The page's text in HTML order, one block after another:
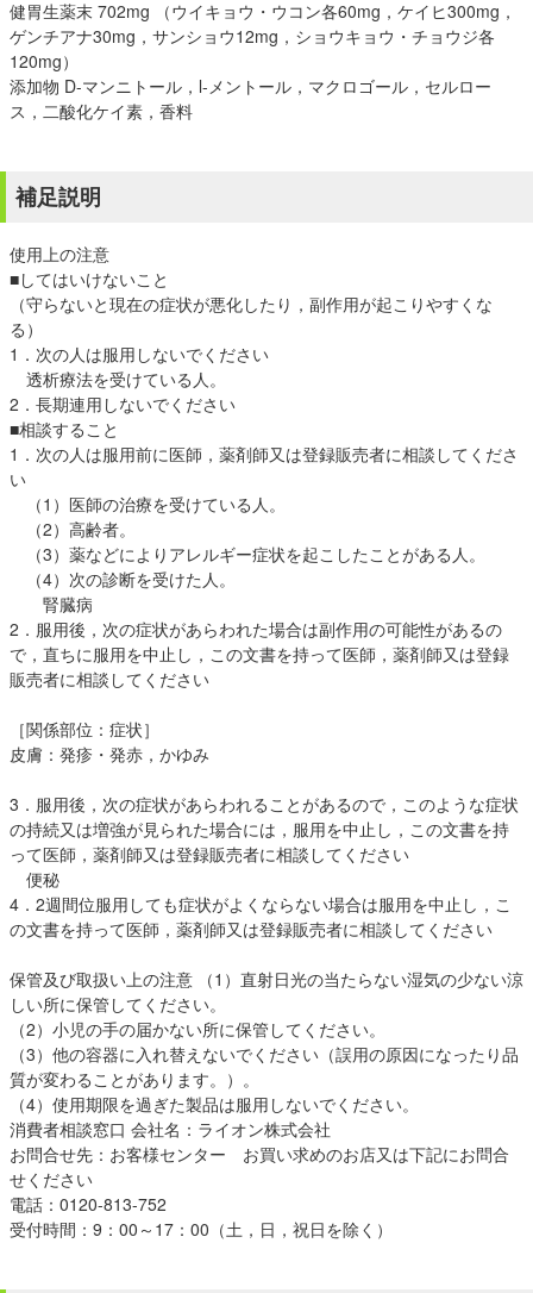
健胃生薬末 702mg （ウイキョウ・ウコン各60mg，ケイヒ300mg，
ゲンチアナ30mg，サンショウ12mg，ショウキョウ・チョウジ各
120mg）
添加物 D-マンニトール，l-メントール，マクロゴール，セルロー
ス，二酸化ケイ素，香料
補足説明
使用上の注意
■してはいけないこと
（守らないと現在の症状が悪化したり，副作用が起こりやすくな
る）
1．次の人は服用しないでください
透析療法を受けている人。
2．長期連用しないでください
■相談すること
1．次の人は服用前に医師，薬剤師又は登録販売者に相談してくださ
い
（1）医師の治療を受けている人。
（2）高齢者。
（3）薬などによりアレルギー症状を起こしたことがある人。
（4）次の診断を受けた人。
腎臓病
2．服用後，次の症状があらわれた場合は副作用の可能性があるの
で，直ちに服用を中止し，この文書を持って医師，薬剤師又は登録
販売者に相談してください
［関係部位：症状］
皮膚：発疹・発赤，かゆみ
3．服用後，次の症状があらわれることがあるので，このような症状
の持続又は増強が見られた場合には，服用を中止し，この文書を持
って医師，薬剤師又は登録販売者に相談してください
便秘
4．2週間位服用しても症状がよくならない場合は服用を中止し，こ
の文書を持って医師，薬剤師又は登録販売者に相談してください
保管及び取扱い上の注意 （1）直射日光の当たらない湿気の少ない涼
しい所に保管してください。
（2）小児の手の届かない所に保管してください。
（3）他の容器に入れ替えないでください（誤用の原因になったり品
質が変わることがあります。）。
（4）使用期限を過ぎた製品は服用しないでください。
消費者相談窓口 会社名：ライオン株式会社
お問合せ先：お客様センター お買い求めのお店又は下記にお問合
せください
電話：0120-813-752
受付時間：9：00～17：00（土，日，祝日を除く）